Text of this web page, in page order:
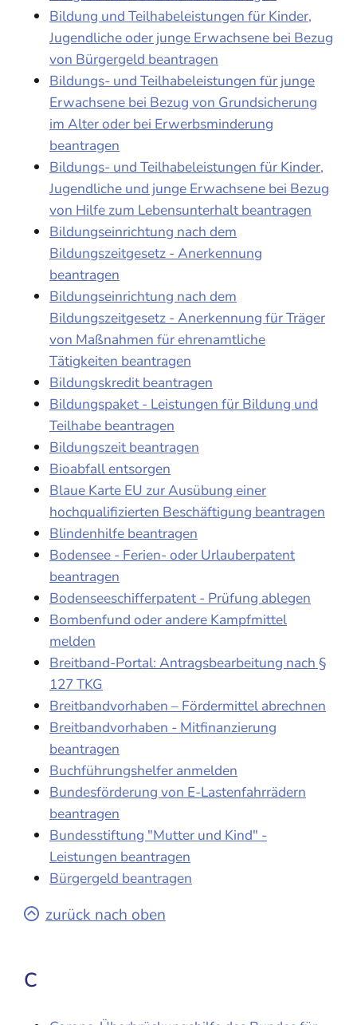
Bildung und Teilhabeleistungen für Kinder,
Jugendliche oder junge Erwachsene bei Bezug
von Bürgergeld beantragen
Bildungs- und Teilhabeleistungen für junge
Erwachsene bei Bezug von Grundsicherung
im Alter oder bei Erwerbsminderung
beantragen
Bildungs- und Teilhabeleistungen für Kinder,
Jugendliche und junge Erwachsene bei Bezug
von Hilfe zum Lebensunterhalt beantragen
Bildungseinrichtung nach dem
Bildungszeitgesetz - Anerkennung
beantragen
Bildungseinrichtung nach dem
Bildungszeitgesetz - Anerkennung für Träger
von Maßnahmen für ehrenamtliche
Tätigkeiten beantragen
Bildungskredit beantragen
Bildungspaket - Leistungen für Bildung und
Teilhabe beantragen
Bildungszeit beantragen
Bioabfall entsorgen
Blaue Karte EU zur Ausübung einer
hochqualifizierten Beschäftigung beantragen
Blindenhilfe beantragen
Bodensee - Ferien- oder Urlauberpatent
beantragen
Bodenseeschifferpatent - Prüfung ablegen
Bombenfund oder andere Kampfmittel
melden
Breitband-Portal: Antragsbearbeitung nach §
127 TKG
Breitbandvorhaben – Fördermittel abrechnen
Breitbandvorhaben - Mitfinanzierung
beantragen
Buchführungshelfer anmelden
Bundesförderung von E-Lastenfahrrädern
beantragen
Bundesstiftung "Mutter und Kind" -
Leistungen beantragen
Bürgergeld beantragen
zurück nach oben
C